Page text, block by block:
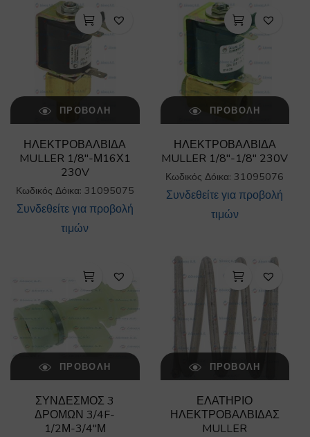
ΠΡΟΒΟΛΉ
ΗΛΕΚΤΡΟΒΑΛΒΙΔΑ
MULLER 1/8″-Μ16Χ1
230V
Κωδικός Δόικα: 31095075
Συνδεθείτε για προβολή
τιμών
ΠΡΟΒΟΛΉ
ΗΛΕΚΤΡΟΒΑΛΒΙΔΑ
MULLER 1/8″-1/8″ 230V
Κωδικός Δόικα: 31095076
Συνδεθείτε για προβολή
τιμών
ΠΡΟΒΟΛΉ
ΣΥΝΔΕΣΜΟΣ 3
ΔΡΟΜΩΝ 3/4F-
1/2Μ-3/4″Μ
ΠΡΟΒΟΛΉ
ΕΛΑΤΗΡΙΟ
ΗΛΕΚΤΡΟΒΑΛΒΙΔΑΣ
MULLER